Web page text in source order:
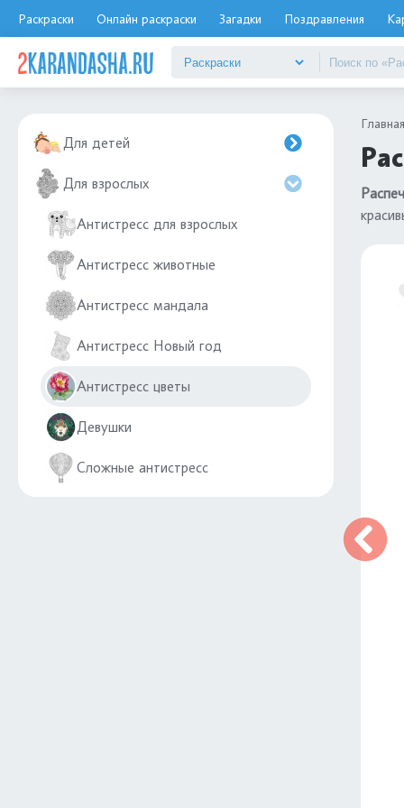
Раскраски Онлайн раскраски Загадки Поздравления
Для детей
Для взрослых
Антистресс для взрослых
Антистресс животные
Антистресс мандала
Антистресс Новый год
Антистресс цветы
Девушки
Сложные антистресс
Главная